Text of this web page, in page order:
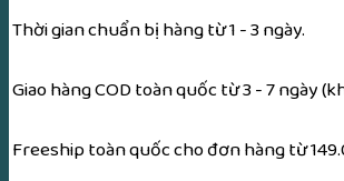
lượng
Thời gian chuẩn bị hàng từ 1 - 3 ngày.
Giao hàng COD toàn quốc từ 3 - 7 ngày
Freeship toàn quốc cho đơn hàng từ